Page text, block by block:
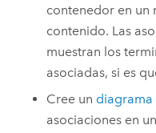
contenedor en un
contenido. Las
muestran los
asociadas, si es
Cree un diagrama
asociaciones en